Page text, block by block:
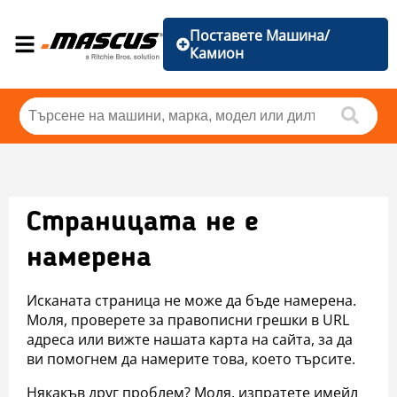
Поставете Машина/
Камион
Страницата не е
намерена
Исканата страница не може да бъде намерена.
Моля, проверете за правописни грешки в URL
адреса или вижте нашата карта на сайта, за да
ви помогнем да намерите това, което търсите.
Някакъв друг проблем? Моля, изпратете имейл